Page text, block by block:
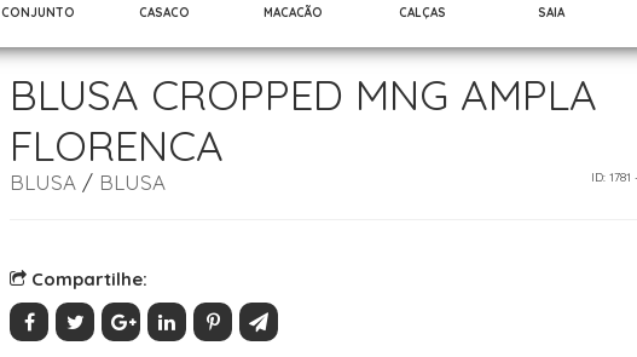
CONJUNTO CASACO MACACÃO CALÇAS SAIA
BLUSA CROPPED MNG AMPLA
FLORENCA
BLUSA / BLUSA ID: 1781
Compartilhe: